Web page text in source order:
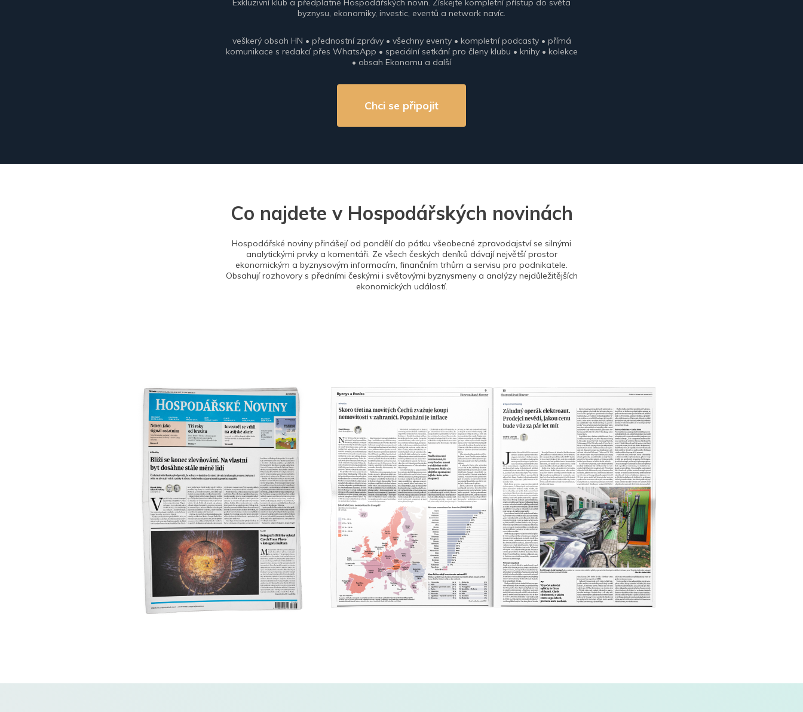
Exkluzivní klub a předplatné Hospodářských novin. Získejte kompletní přístup do světa
byznysu, ekonomiky, investic, eventů a network navíc.
veškerý obsah HN • přednostní zprávy • všechny eventy • kompletní podcasty • přímá
komunikace s redakcí přes WhatsApp • speciální setkání pro členy klubu • knihy • kolekce
• obsah Ekonomu a další
Chci se připojit
Co najdete v Hospodářských novinách
Hospodářské noviny přinášejí od pondělí do pátku všeobecné zpravodajství se silnými
analytickými prvky a komentáři. Ze všech českých deníků dávají největší prostor
ekonomickým a byznysovým informacím, finančním trhům a servisu pro podnikatele.
Obsahují rozhovory s předními českými i světovými byznysmeny a analýzy nejdůležitějších
ekonomických událostí.